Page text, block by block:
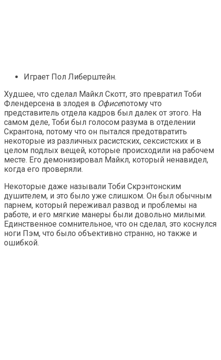
Играет Пол Либерштейн.
Худшее, что сделал Майкл Скотт, это превратил Тоби
Флендерсена в злодея в Офисепотому что
представитель отдела кадров был далек от этого. На
самом деле, Тоби был голосом разума в отделении
Скрантона, потому что он пытался предотвратить
некоторые из различных расистских, сексистских и в
целом подлых вещей, которые происходили на рабочем
месте. Его демонизировал Майкл, который ненавидел,
когда его проверяли.
Некоторые даже называли Тоби Скрэнтонским
душителем, и это было уже слишком. Он был обычным
парнем, который переживал развод и проблемы на
работе, и его мягкие манеры были довольно милыми.
Единственное сомнительное, что он сделал, это коснулся
ноги Пэм, что было объективно странно, но также и
ошибкой.